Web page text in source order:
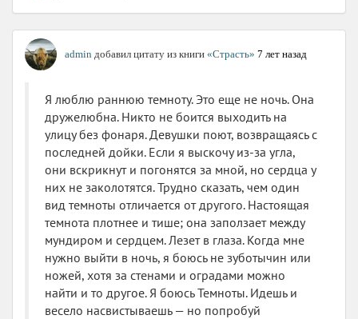
admin добавил цитату из книги «Страсть» 7 лет назад
Я люблю раннюю темноту. Это еще не ночь. Она
дружелюбна. Никто не боится выходить на
улицу без фонаря. Девушки поют, возвращаясь с
последней дойки. Если я выскочу из-за угла,
они вскрикнут и погонятся за мной, но сердца у
них не заколотятся. Трудно сказать, чем один
вид темноты отличается от другого. Настоящая
темнота плотнее и тише; она заползает между
мундиром и сердцем. Лезет в глаза. Когда мне
нужно выйти в ночь, я боюсь не зуботычин или
ножей, хотя за стенами и оградами можно
найти и то другое. Я боюсь Темноты. Идешь и
весело насвистываешь — но попробуй